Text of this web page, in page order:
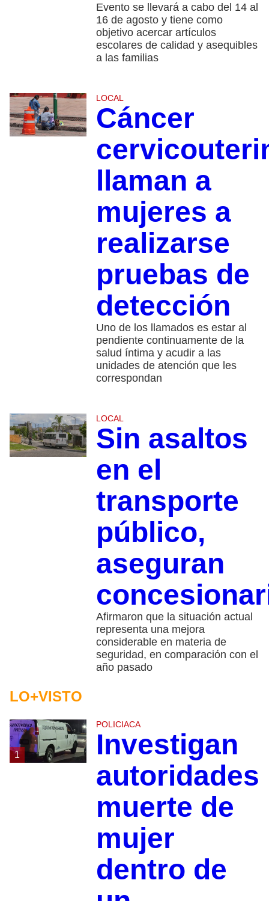
Evento se llevará a cabo del 14 al
16 de agosto y tiene como
objetivo acercar artículos
escolares de calidad y asequibles
a las familias
LOCAL
Cáncer
llaman a
mujeres a
realizarse
pruebas de
detección
Uno de los llamados es estar al
pendiente continuamente de la
salud íntima y acudir a las
unidades de atención que les
correspondan
LOCAL
Sin asaltos
en el
transporte
público,
aseguran
Afirmaron que la situación actual
representa una mejora
considerable en materia de
seguridad, en comparación con el
año pasado
LO+VISTO
1
POLICIACA
Investigan
autoridades
muerte de
mujer
dentro de